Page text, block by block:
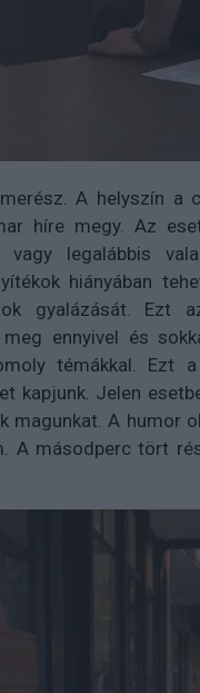
A helyszín a
híre megy. Az
legalábbis
hiányában
gyalázását. Ezt
ennyivel és
témákkal. Ezt
kapjunk. Jelen
magunkat. A humor
A másodperc tört